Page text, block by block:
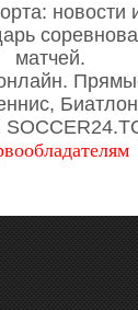
новости
матчей.